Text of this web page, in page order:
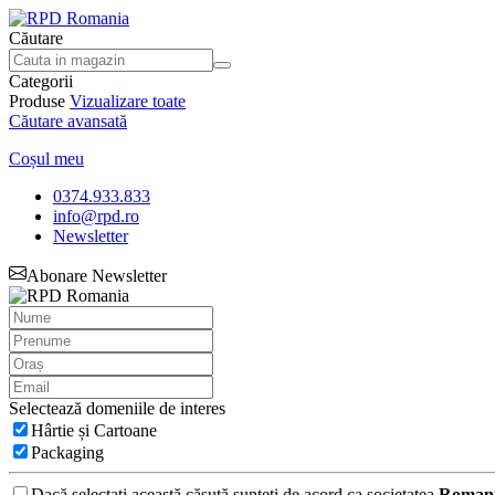
Căutare
Categorii
Produse Vizualizare toate
Căutare avansată
Coșul meu
0374.933.833
info@rpd.ro
Newsletter
Abonare Newsletter
Selectează domeniile de interes
Hârtie și Cartoane
Packaging